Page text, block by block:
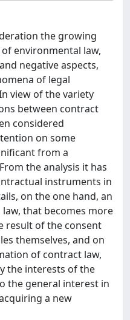
the growing
environmental law,
negative aspects,
of legal
view of the variety
between contract
considered
on some
from a
the analysis it has
instruments in
on the one hand, an
that becomes more
result of the consent
themselves, and on
of contract law,
the interests of the
the general interest in
a new